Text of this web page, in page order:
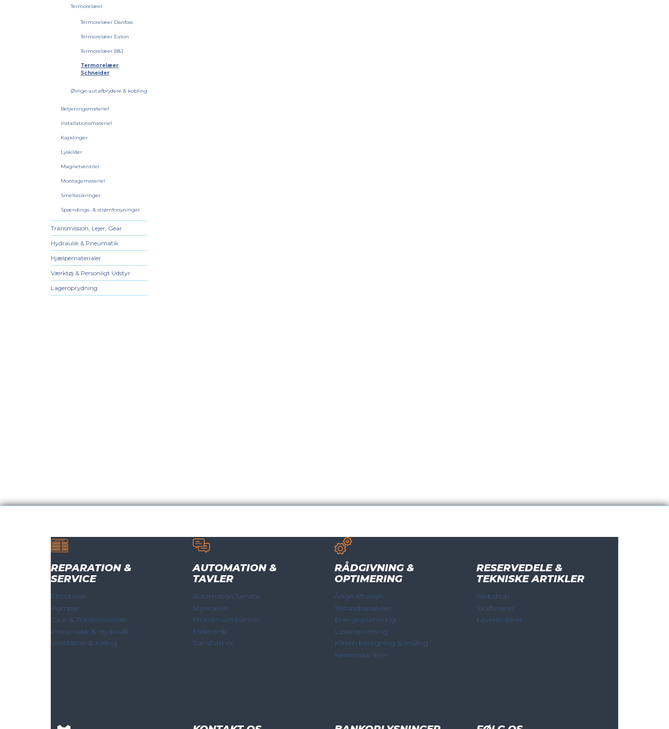
Termorelæer
Termorelæer Danfoss
Termorelæer Eaton
Termorelæer B&J
Termorelæer
Schneider
Øvrige aut.afbrydere & kobling
Betjeningsmateriel
Installationsmateriel
Kapslinger
Lyskilder
Magnetventiler
Montagemateriel
Smeltesikringer
Spændings- & strømforsyninger
Transmission, Lejer, Gear
Hydraulik & Pneumatik
Hjælpematerialer
Værktøj & Personligt Udstyr
Lageroprydning
REPARATION &
SERVICE
Elmotorer
Pumper
Gear & Transmissioner
Pneumatik & Hydraulik
Ventilation & Køling
AUTOMATION &
TAVLER
Automation Service
Styretavler
Frekvensomformer
Elektronik
Transformer
RÅDGIVNING &
OPTIMERING
Årlige eftersyn
Tilstandsanalyser
Energioptimering
Laseropretning
Kilrem beregning & måling
Keramiske lejer
RESERVEDELE &
TEKNISKE ARTIKLER
Webshop
Skaffevarer
Leverandører